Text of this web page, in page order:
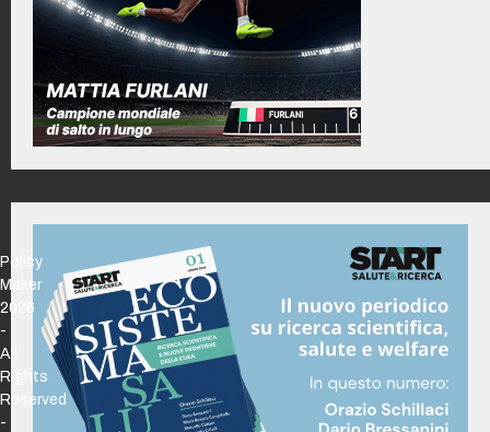
Policy
Maker
2026
-
All
Rights
Reserved
-